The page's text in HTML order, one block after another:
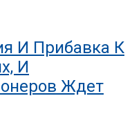
И Прибавка К
И
Ждет